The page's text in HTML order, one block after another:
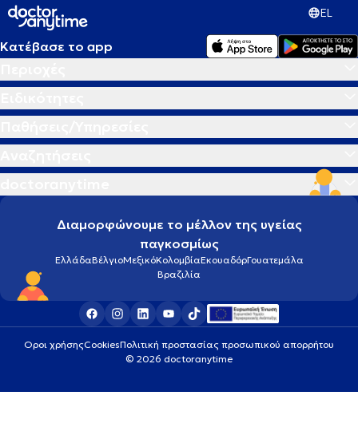
EL
Κατέβασε το app
Διαμορφώνουμε το μέλλον της υγείας
παγκοσμίως
ΕλλάδαΒέλγιοΜεξικόΚολομβίαΕκουαδόρΓουατεμάλα
Βραζιλία
Οροι χρήσηςCookiesΠολιτική προστασίας προσωπικού απορρήτου
© 2026 doctoranytime